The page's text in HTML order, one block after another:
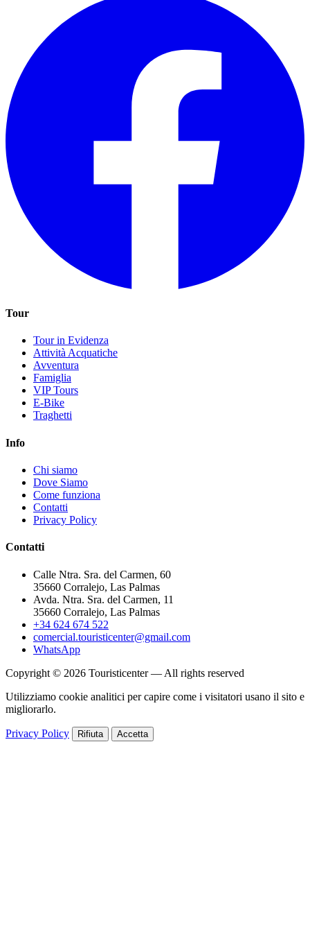
Tour
Tour in Evidenza
Attività Acquatiche
Avventura
Famiglia
VIP Tours
E-Bike
Traghetti
Info
Chi siamo
Dove Siamo
Come funziona
Contatti
Privacy Policy
Contatti
Calle Ntra. Sra. del Carmen, 60
35660 Corralejo, Las Palmas
Avda. Ntra. Sra. del Carmen, 11
35660 Corralejo, Las Palmas
+34 624 674 522
comercial.touristicenter@gmail.com
WhatsApp
Copyright © 2026 Touristicenter — All rights reserved
Utilizziamo cookie analitici per capire come i visitatori usano il sito e
migliorarlo.
Privacy Policy Rifiuta Accetta